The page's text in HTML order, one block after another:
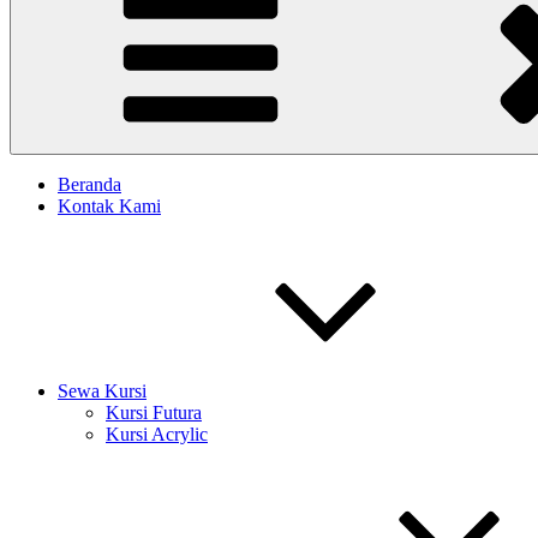
Beranda
Kontak Kami
Sewa Kursi
Kursi Futura
Kursi Acrylic